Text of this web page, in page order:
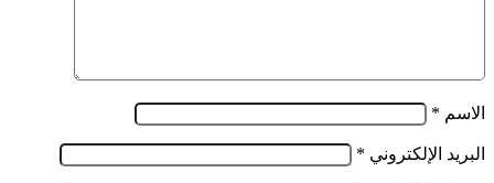
الاسم *
البريد الإلكتروني *